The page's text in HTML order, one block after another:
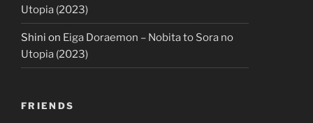
Utopia (2023)
Shini on Eiga Doraemon – Nobita to Sora no
Utopia (2023)
FRIENDS